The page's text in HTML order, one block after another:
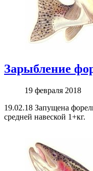
Зарыбление
19 февраля 2018
19.02.18 Запущена
средней навеской 1+кг.